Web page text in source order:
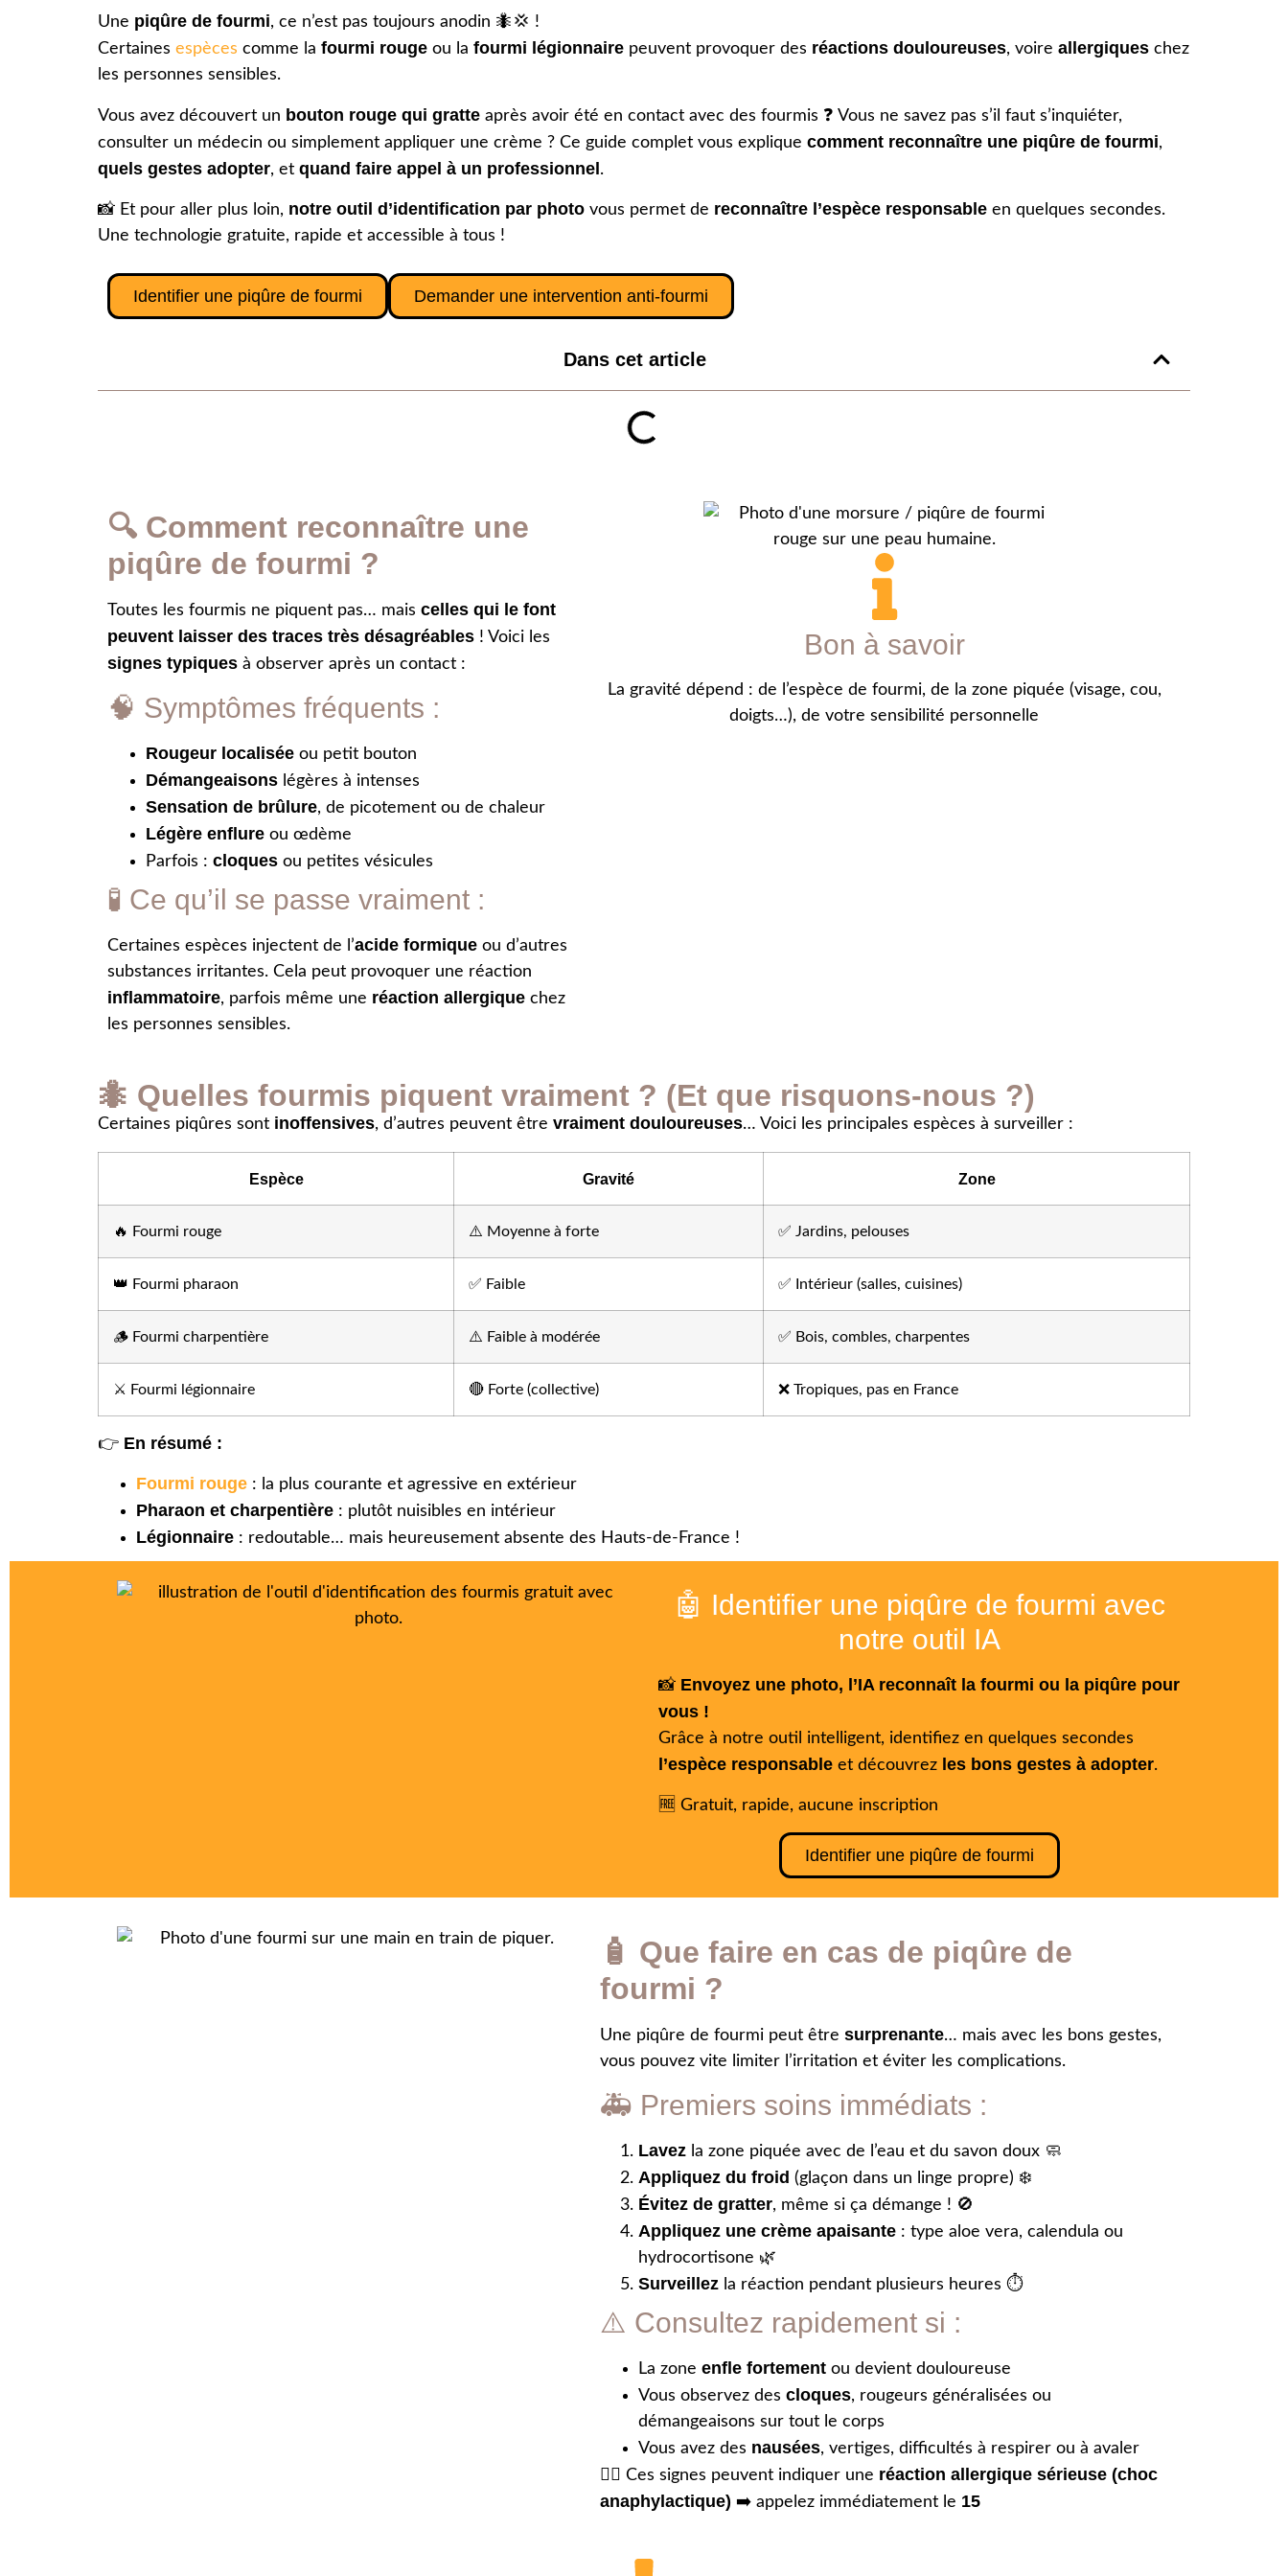
Une piqûre de fourmi, ce n’est pas toujours anodin 🐜💢 !
Certaines espèces comme la fourmi rouge ou la fourmi légionnaire peuvent provoquer des réactions douloureuses, voire allergiques chez
les personnes sensibles.
Vous avez découvert un bouton rouge qui gratte après avoir été en contact avec des fourmis ❓ Vous ne savez pas s’il faut s’inquiéter,
consulter un médecin ou simplement appliquer une crème ? Ce guide complet vous explique comment reconnaître une piqûre de fourmi,
quels gestes adopter, et quand faire appel à un professionnel.
📸 Et pour aller plus loin, notre outil d’identification par photo vous permet de reconnaître l’espèce responsable en quelques secondes.
Une technologie gratuite, rapide et accessible à tous !
Identifier une piqûre de fourmi Demander une intervention anti-fourmi
Dans cet article
Bon à savoir
La gravité dépend : de l’espèce de fourmi, de la zone piquée (visage, cou,
doigts…), de votre sensibilité personnelle
🔍 Comment reconnaître une
piqûre de fourmi ?
Toutes les fourmis ne piquent pas… mais celles qui le font
peuvent laisser des traces très désagréables ! Voici les
signes typiques à observer après un contact :
🧠 Symptômes fréquents :
Rougeur localisée ou petit bouton
Démangeaisons légères à intenses
Sensation de brûlure, de picotement ou de chaleur
Légère enflure ou œdème
Parfois : cloques ou petites vésicules
🧪 Ce qu’il se passe vraiment :
Certaines espèces injectent de l’acide formique ou d’autres
substances irritantes. Cela peut provoquer une réaction
inflammatoire, parfois même une réaction allergique chez
les personnes sensibles.
🐜 Quelles fourmis piquent vraiment ? (Et que risquons-nous ?)
Certaines piqûres sont inoffensives, d’autres peuvent être vraiment douloureuses… Voici les principales espèces à surveiller :
Espèce Gravité Zone
🔥 Fourmi rouge ⚠️ Moyenne à forte ✅ Jardins, pelouses
👑 Fourmi pharaon ✅ Faible ✅ Intérieur (salles, cuisines)
🪵 Fourmi charpentière ⚠️ Faible à modérée ✅ Bois, combles, charpentes
⚔️ Fourmi légionnaire 🔴 Forte (collective) ❌ Tropiques, pas en France
👉 En résumé :
Fourmi rouge : la plus courante et agressive en extérieur
Pharaon et charpentière : plutôt nuisibles en intérieur
Légionnaire : redoutable… mais heureusement absente des Hauts-de-France !
🤖 Identifier une piqûre de fourmi avec
notre outil IA
📸 Envoyez une photo, l’IA reconnaît la fourmi ou la piqûre pour
vous !
Grâce à notre outil intelligent, identifiez en quelques secondes
l’espèce responsable et découvrez les bons gestes à adopter.
🆓 Gratuit, rapide, aucune inscription
Identifier une piqûre de fourmi
🧴 Que faire en cas de piqûre de
fourmi ?
Une piqûre de fourmi peut être surprenante… mais avec les bons gestes,
vous pouvez vite limiter l’irritation et éviter les complications.
🚑 Premiers soins immédiats :
Lavez la zone piquée avec de l’eau et du savon doux 🧼
Appliquez du froid (glaçon dans un linge propre) ❄️
Évitez de gratter, même si ça démange ! 🚫
Appliquez une crème apaisante : type aloe vera, calendula ou
hydrocortisone 🌿
Surveillez la réaction pendant plusieurs heures ⏱️
⚠️ Consultez rapidement si :
La zone enfle fortement ou devient douloureuse
Vous observez des cloques, rougeurs généralisées ou
démangeaisons sur tout le corps
Vous avez des nausées, vertiges, difficultés à respirer ou à avaler
🧑‍⚕️ Ces signes peuvent indiquer une réaction allergique sérieuse (choc
anaphylactique) ➡️ appelez immédiatement le 15